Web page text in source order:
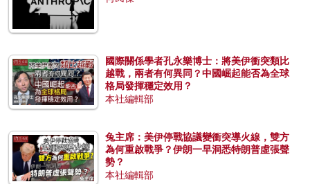
國際關係學者孔永樂博士：將美伊衝突類比
越戰，兩者有何異同？中國崛起能否為全球
格局發揮穩定效用？
本社編輯部
兔主席：美伊停戰協議變衝突導火線，雙方
為何重啟戰爭？伊朗一早洞悉特朗普虛張聲
勢？
本社編輯部